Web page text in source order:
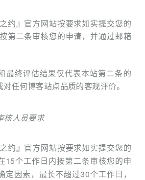
约』官方网站按要求如实提交您的
第二条审核您的申请，并通过邮箱
最终评估结果仅代表本站第二条的
任何博客站点品质的客观评价。
核人员要求
约』官方网站按要求如实提交您的
15个工作日内按第二条审核您的申
定因素，最长不超过30个工作日，